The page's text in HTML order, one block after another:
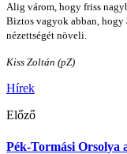
Alig várom, hogy friss
Biztos vagyok abban,
nézettségét növeli.
Kiss Zoltán (pZ)
Hírek
Előző
Pék-Tormási Orsolya